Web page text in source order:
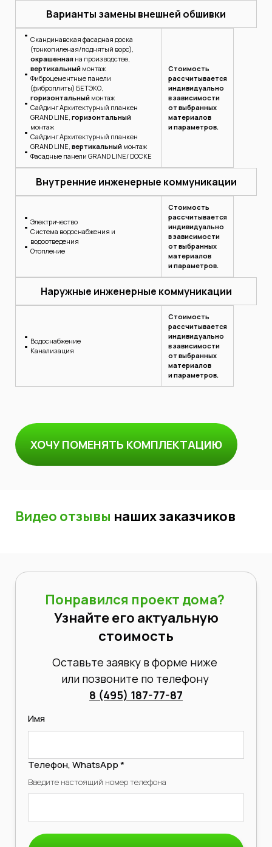
Варианты замены внешней обшивки
Скандинавская фасадная доска
(тонкопиленая/поднятый ворс),
окрашенная на производстве,
вертикальный монтаж
Фиброцементные панели
(фиброплиты) БЕТЭКО,
горизонтальный монтаж
Сайдинг Архитектурный планкен
GRAND LINE, горизонтальный
монтаж
Сайдинг Архитектурный планкен
GRAND LINE, вертикальный монтаж
Фасадные панели GRAND LINE/ DOCKE
Стоимость
рассчитывается
индивидуально
в зависимости
от выбранных
материалов
и параметров.
Внутренние инженерные коммуникации
Электричество
Система водоснабжения и
водоотведения
Отопление
Стоимость
рассчитывается
индивидуально
в зависимости
от выбранных
материалов
и параметров.
Наружные инженерные коммуникации
Водоснабжение
Канализация
Стоимость
рассчитывается
индивидуально
в зависимости
от выбранных
материалов
и параметров.
ХОЧУ ПОМЕНЯТЬ КОМПЛЕКТАЦИЮ
Видео отзывы наших заказчиков
Понравился проект дома?
Узнайте его актуальную
стоимость
Оставьте заявку в форме ниже
или позвоните по телефону
8 (495) 187-77-87
Имя
Телефон, WhatsApp *
Введите настоящий номер телефона